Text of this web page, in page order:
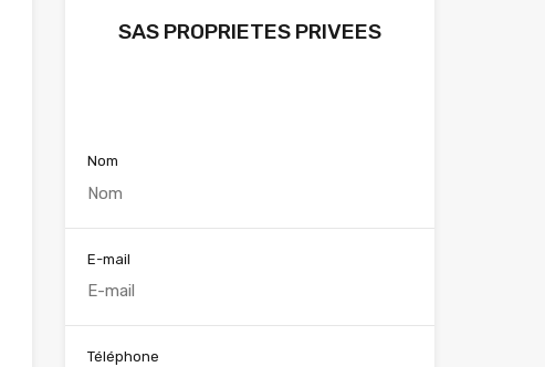
SAS PROPRIETES PRIVEES
Nom
E-mail
Téléphone